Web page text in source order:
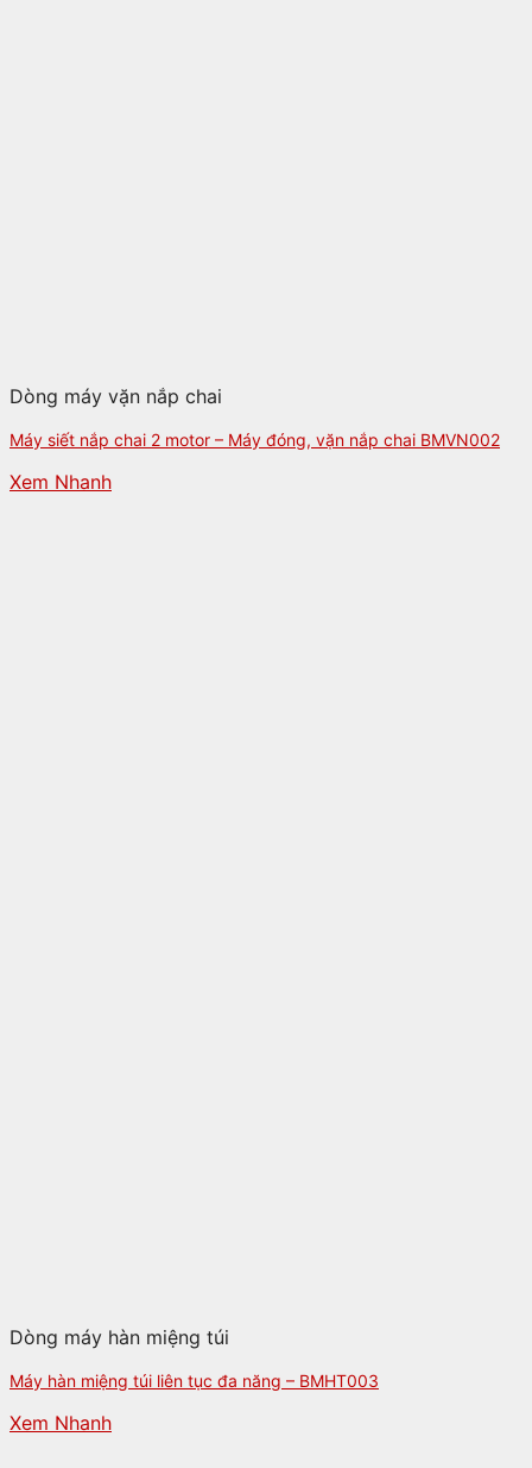
Dòng máy vặn nắp chai
Máy siết nắp chai 2 motor – Máy đóng, vặn nắp chai BMVN002
Xem Nhanh
Dòng máy hàn miệng túi
Máy hàn miệng túi liên tục đa năng – BMHT003
Xem Nhanh